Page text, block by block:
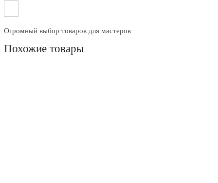
Огромный выбор товаров для мастеров
Похожие товары